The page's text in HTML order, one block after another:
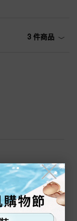
3 件商品
╳